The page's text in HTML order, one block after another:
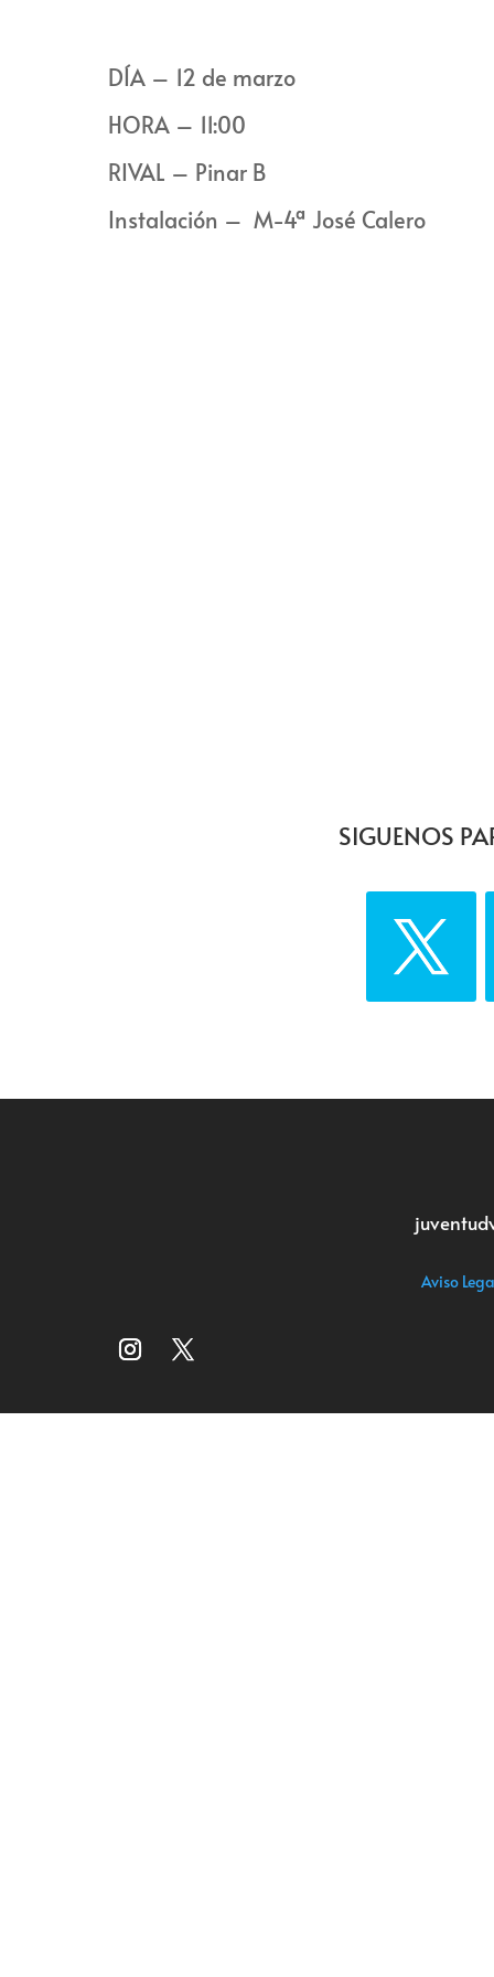
DÍA – 12 de marzo
HORA – 11:00
RIVAL – Pinar B
Instalación – M-4ª José Calero
SIGUENOS
Aviso